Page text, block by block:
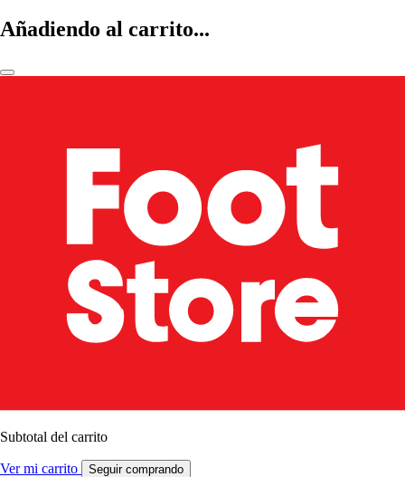
Añadiendo al carrito...
Subtotal del carrito
Ver mi carrito Seguir comprando